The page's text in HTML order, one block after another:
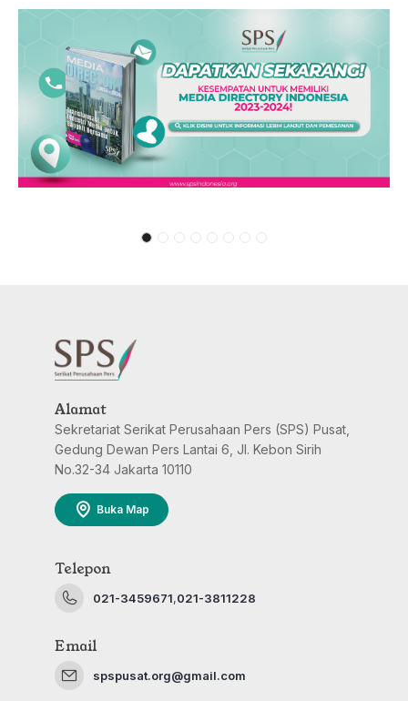
Alamat
Sekretariat Serikat Perusahaan Pers (SPS) Pusat,
Gedung Dewan Pers Lantai 6, Jl. Kebon Sirih
No.32-34 Jakarta 10110
Buka Map
Telepon
021-3459671,021-3811228
Email
spspusat.org@gmail.com